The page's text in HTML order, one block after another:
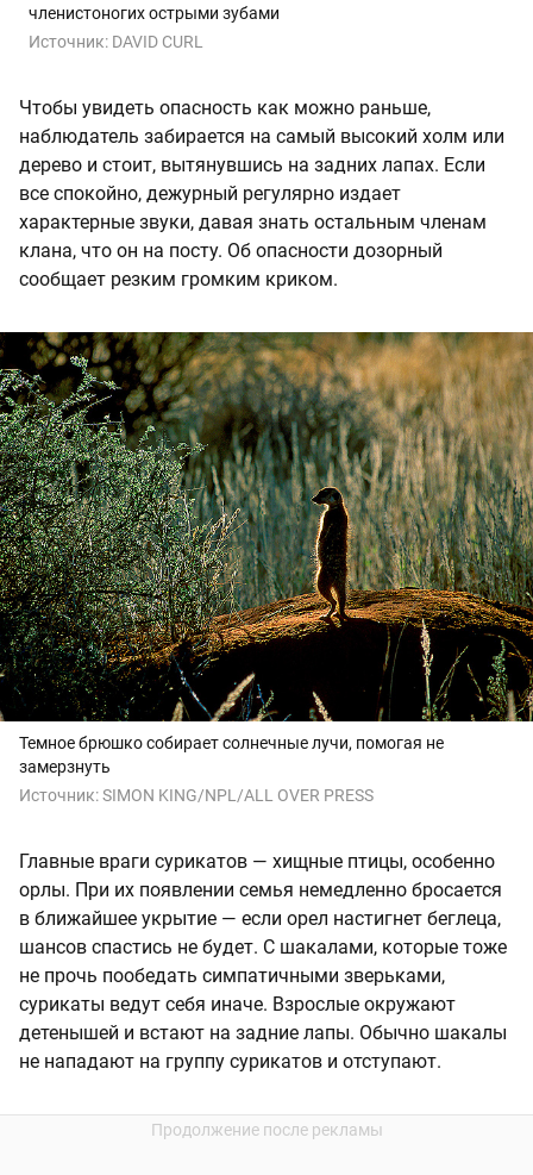
членистоногих острыми зубами
Источник: DAVID CURL
Чтобы увидеть опасность как можно раньше,
наблюдатель забирается на самый высокий холм или
дерево и стоит, вытянувшись на задних лапах. Если
все спокойно, дежурный регулярно издает
характерные звуки, давая знать остальным членам
клана, что он на посту. Об опасности дозорный
сообщает резким громким криком.
Темное брюшко собирает солнечные лучи, помогая не
замерзнуть
Источник:SIMON KING/NPL/ALL OVER PRESS
Главные враги сурикатов — хищные птицы, особенно
орлы. При их появлении семья немедленно бросается
в ближайшее укрытие — если орел настигнет беглеца,
шансов спастись не будет. С шакалами, которые тоже
не прочь пообедать симпатичными зверьками,
сурикаты ведут себя иначе. Взрослые окружают
детенышей и встают на задние лапы. Обычно шакалы
не нападают на группу сурикатов и отступают.